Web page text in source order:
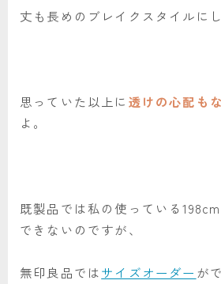
丈も長めのブレイクスタイルに
思っていた以上に 透けの心配も
よ。
既製品では私の使っている
できないのですが、
無印良品ではサイズオーダー が